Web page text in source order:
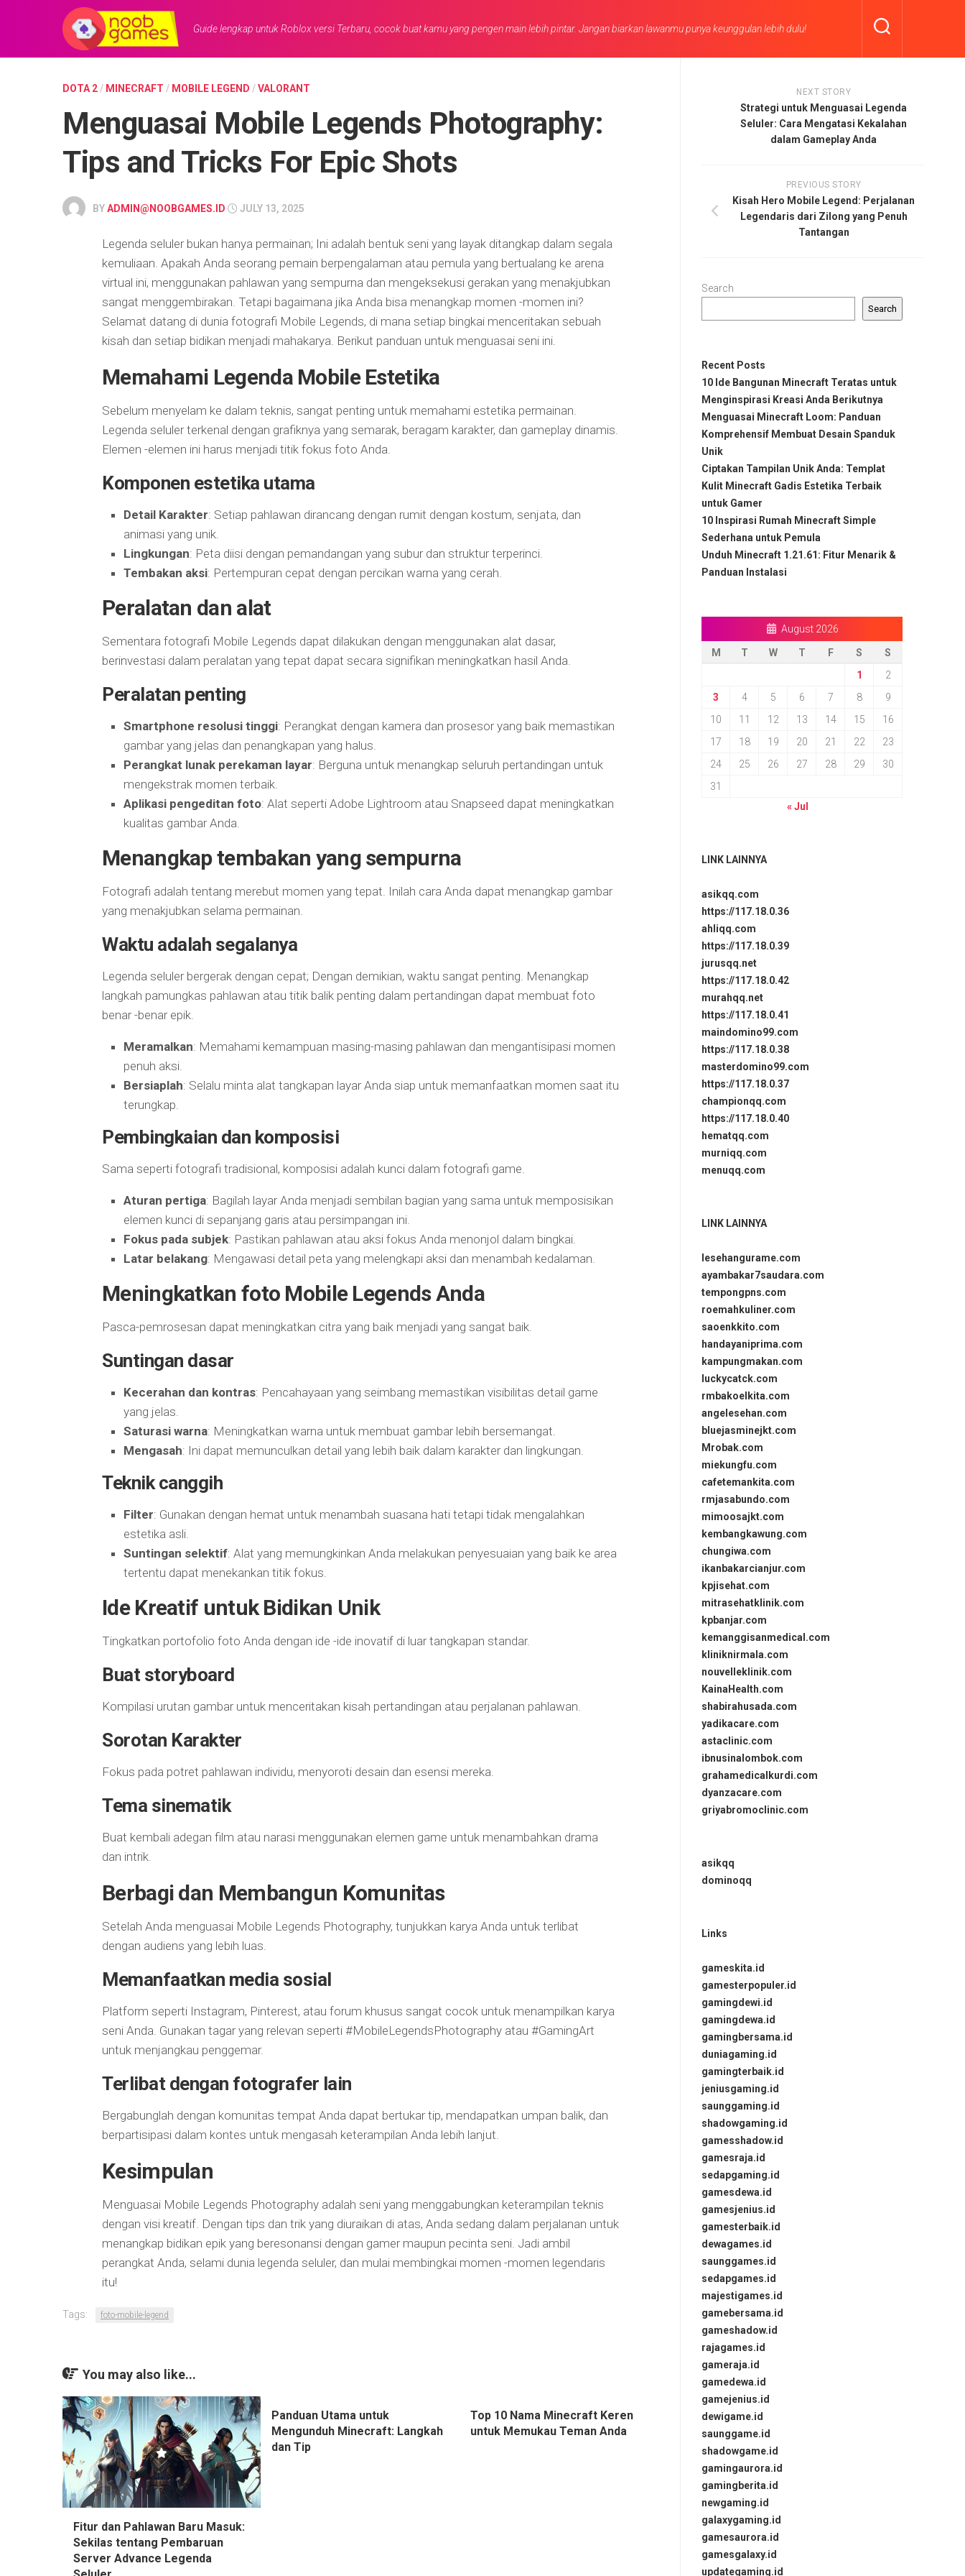
Guide lengkap untuk Roblox versi Terbaru, cocok buat kamu yang pengen main lebih pintar. Jangan biarkan lawanmu punya keunggulan lebih dulu!
DOTA 2 / MINECRAFT / MOBILE LEGEND /VALORANT
Menguasai Mobile Legends Photography:
Tips and Tricks For Epic Shots
BYADMIN@NOOBGAMES.ID JULY 13, 2025
Legenda seluler bukan hanya permainan; Ini adalah bentuk seni yang layak ditangkap dalam segala
kemuliaan. Apakah Anda seorang pemain berpengalaman atau pemula yang bertualang ke arena
virtual ini, menggunakan pahlawan yang sempurna dan mengeksekusi gerakan yang menakjubkan
sangat menggembirakan. Tetapi bagaimana jika Anda bisa menangkap momen -momen ini?
Selamat datang di dunia fotografi Mobile Legends, di mana setiap bingkai menceritakan sebuah
kisah dan setiap bidikan menjadi mahakarya. Berikut panduan untuk menguasai seni ini.
Memahami Legenda Mobile Estetika
Sebelum menyelam ke dalam teknis, sangat penting untuk memahami estetika permainan.
Legenda seluler terkenal dengan grafiknya yang semarak, beragam karakter, dan gameplay dinamis.
Elemen -elemen ini harus menjadi titik fokus foto Anda.
Komponen estetika utama
Detail Karakter: Setiap pahlawan dirancang dengan rumit dengan kostum, senjata, dan
animasi yang unik.
Lingkungan: Peta diisi dengan pemandangan yang subur dan struktur terperinci.
Tembakan aksi: Pertempuran cepat dengan percikan warna yang cerah.
Peralatan dan alat
Sementara fotografi Mobile Legends dapat dilakukan dengan menggunakan alat dasar,
berinvestasi dalam peralatan yang tepat dapat secara signifikan meningkatkan hasil Anda.
Peralatan penting
Smartphone resolusi tinggi: Perangkat dengan kamera dan prosesor yang baik memastikan
gambar yang jelas dan penangkapan yang halus.
Perangkat lunak perekaman layar: Berguna untuk menangkap seluruh pertandingan untuk
mengekstrak momen terbaik.
Aplikasi pengeditan foto: Alat seperti Adobe Lightroom atau Snapseed dapat meningkatkan
kualitas gambar Anda.
Menangkap tembakan yang sempurna
Fotografi adalah tentang merebut momen yang tepat. Inilah cara Anda dapat menangkap gambar
yang menakjubkan selama permainan.
Waktu adalah segalanya
Legenda seluler bergerak dengan cepat; Dengan demikian, waktu sangat penting. Menangkap
langkah pamungkas pahlawan atau titik balik penting dalam pertandingan dapat membuat foto
benar -benar epik.
Meramalkan: Memahami kemampuan masing-masing pahlawan dan mengantisipasi momen
penuh aksi.
Bersiaplah: Selalu minta alat tangkapan layar Anda siap untuk memanfaatkan momen saat itu
terungkap.
Pembingkaian dan komposisi
Sama seperti fotografi tradisional, komposisi adalah kunci dalam fotografi game.
Aturan pertiga: Bagilah layar Anda menjadi sembilan bagian yang sama untuk memposisikan
elemen kunci di sepanjang garis atau persimpangan ini.
Fokus pada subjek: Pastikan pahlawan atau aksi fokus Anda menonjol dalam bingkai.
Latar belakang: Mengawasi detail peta yang melengkapi aksi dan menambah kedalaman.
Meningkatkan foto Mobile Legends Anda
Pasca-pemrosesan dapat meningkatkan citra yang baik menjadi yang sangat baik.
Suntingan dasar
Kecerahan dan kontras: Pencahayaan yang seimbang memastikan visibilitas detail game
yang jelas.
Saturasi warna: Meningkatkan warna untuk membuat gambar lebih bersemangat.
Mengasah: Ini dapat memunculkan detail yang lebih baik dalam karakter dan lingkungan.
Teknik canggih
Filter: Gunakan dengan hemat untuk menambah suasana hati tetapi tidak mengalahkan
estetika asli.
Suntingan selektif: Alat yang memungkinkan Anda melakukan penyesuaian yang baik ke area
tertentu dapat menekankan titik fokus.
Ide Kreatif untuk Bidikan Unik
Tingkatkan portofolio foto Anda dengan ide -ide inovatif di luar tangkapan standar.
Buat storyboard
Kompilasi urutan gambar untuk menceritakan kisah pertandingan atau perjalanan pahlawan.
Sorotan Karakter
Fokus pada potret pahlawan individu, menyoroti desain dan esensi mereka.
Tema sinematik
Buat kembali adegan film atau narasi menggunakan elemen game untuk menambahkan drama
dan intrik.
Berbagi dan Membangun Komunitas
Setelah Anda menguasai Mobile Legends Photography, tunjukkan karya Anda untuk terlibat
dengan audiens yang lebih luas.
Memanfaatkan media sosial
Platform seperti Instagram, Pinterest, atau forum khusus sangat cocok untuk menampilkan karya
seni Anda. Gunakan tagar yang relevan seperti #MobileLegendsPhotography atau #GamingArt
untuk menjangkau penggemar.
Terlibat dengan fotografer lain
Bergabunglah dengan komunitas tempat Anda dapat bertukar tip, mendapatkan umpan balik, dan
berpartisipasi dalam kontes untuk mengasah keterampilan Anda lebih lanjut.
Kesimpulan
Menguasai Mobile Legends Photography adalah seni yang menggabungkan keterampilan teknis
dengan visi kreatif. Dengan tips dan trik yang diuraikan di atas, Anda sedang dalam perjalanan untuk
menangkap bidikan epik yang beresonansi dengan gamer maupun pecinta seni. Jadi ambil
perangkat Anda, selami dunia legenda seluler, dan mulai membingkai momen -momen legendaris
itu!
Tags: foto-mobile-legend
You may also like...
Fitur dan Pahlawan Baru Masuk:
Sekilas tentang Pembaruan
Server Advance Legenda
Panduan Utama untuk
Mengunduh Minecraft: Langkah
dan Tip
Top 10 Nama Minecraft Keren
untuk Memukau Teman Anda
NEXT STORY
Strategi untuk Menguasai Legenda
Seluler: Cara Mengatasi Kekalahan
dalam Gameplay Anda
PREVIOUS STORY
Kisah Hero Mobile Legend: Perjalanan
Legendaris dari Zilong yang Penuh
Tantangan
Search
Search
Recent Posts
10 Ide Bangunan Minecraft Teratas untuk
Menginspirasi Kreasi Anda Berikutnya
Menguasai Minecraft Loom: Panduan
Komprehensif Membuat Desain Spanduk
Unik
Ciptakan Tampilan Unik Anda: Templat
Kulit Minecraft Gadis Estetika Terbaik
untuk Gamer
10 Inspirasi Rumah Minecraft Simple
Sederhana untuk Pemula
Unduh Minecraft 1.21.61: Fitur Menarik &
Panduan Instalasi
August 2026
M T W T F S
S
1
2
3
4 5 6 7 8
9
10
11 12 13 14 15
16
17
18 19 20 21 22
23
24
25 26 27 28 29
30
31
« Jul
LINK LAINNYA
asikqq.com
https://117.18.0.36
ahliqq.com
https://117.18.0.39
jurusqq.net
https://117.18.0.42
murahqq.net
https://117.18.0.41
maindomino99.com
https://117.18.0.38
masterdomino99.com
https://117.18.0.37
championqq.com
https://117.18.0.40
hematqq.com
murniqq.com
menuqq.com
LINK LAINNYA
lesehangurame.com
ayambakar7saudara.com
tempongpns.com
roemahkuliner.com
saoenkkito.com
handayaniprima.com
kampungmakan.com
luckycatck.com
rmbakoelkita.com
angelesehan.com
bluejasminejkt.com
Mrobak.com
miekungfu.com
cafetemankita.com
rmjasabundo.com
mimoosajkt.com
kembangkawung.com
chungiwa.com
ikanbakarcianjur.com
kpjisehat.com
mitrasehatklinik.com
kpbanjar.com
kemanggisanmedical.com
kliniknirmala.com
nouvelleklinik.com
KainaHealth.com
shabirahusada.com
yadikacare.com
astaclinic.com
ibnusinalombok.com
grahamedicalkurdi.com
dyanzacare.com
griyabromoclinic.com
asikqq
dominoqq
Links
gameskita.id
gamesterpopuler.id
gamingdewi.id
gamingdewa.id
gamingbersama.id
duniagaming.id
gamingterbaik.id
jeniusgaming.id
saunggaming.id
shadowgaming.id
gamesshadow.id
gamesraja.id
sedapgaming.id
gamesdewa.id
gamesjenius.id
gamesterbaik.id
dewagames.id
saunggames.id
sedapgames.id
majestigames.id
gamebersama.id
gameshadow.id
rajagames.id
gameraja.id
gamedewa.id
gamejenius.id
dewigame.id
saunggame.id
shadowgame.id
gamingaurora.id
gamingberita.id
newgaming.id
galaxygaming.id
gamesaurora.id
gamesgalaxy.id
updategaming.id